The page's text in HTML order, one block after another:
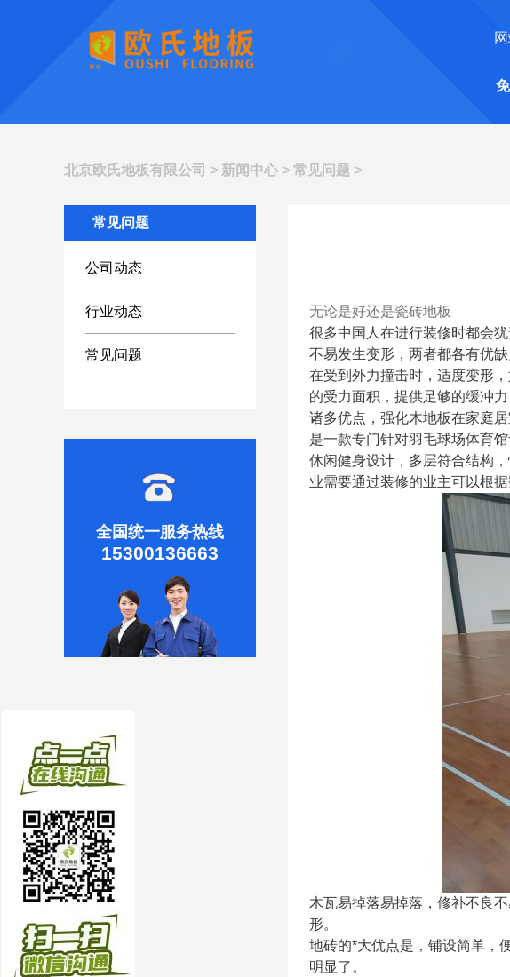
北京欧氏地板有限公司 > 新闻中心 > 常见问题 >
常见问题
公司动态
行业动态
常见问题
全国统一服务热线
15300136663
无论是好还是瓷砖地板
很多中国人在进行装修时都会
不易发生变形，两者都各有优
在受到外力撞击时，适度变形
的受力面积，提供足够的缓冲
诸多优点，强化木地板在家庭
是一款专门针对羽毛球场体育
休闲健身设计，多层符合结构
业需要通过装修的业主可以根
木瓦易掉落易掉落，修补不良
形。
地砖的*大优点是，铺设简单，
明显了。